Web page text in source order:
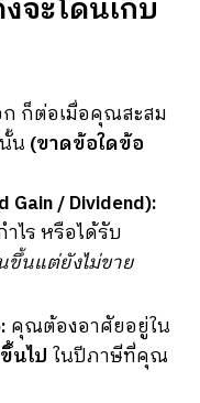
จะโดนเก็บ
ก็ต่อเมื่อคุณสะสม
น (ขาดข้อใดข้อ
Gain / Dividend):
ไร หรือได้รับ
ขึ้นแต่ยังไม่ขาย
คุณต้องอาศัยอยู่ใน
นไป ในปีภาษีที่คุณ